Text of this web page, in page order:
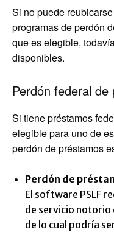
Si no puede
programas de perdón
que es elegible,
disponibles.
Perdón federal
Si tiene préstamos
elegible para uno de
perdón de préstamos
Perdón de
El software PSLF
de servicio notorio
de lo cual podría